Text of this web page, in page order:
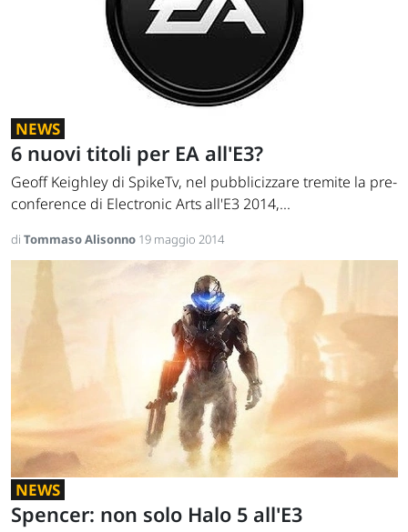
NEWS
6 nuovi titoli per EA all'E3?
Geoff Keighley di SpikeTv, nel pubblicizzare tremite la pre-
conference di Electronic Arts all'E3 2014,...
di Tommaso Alisonno 19 maggio 2014
NEWS
Spencer: non solo Halo 5 all'E3